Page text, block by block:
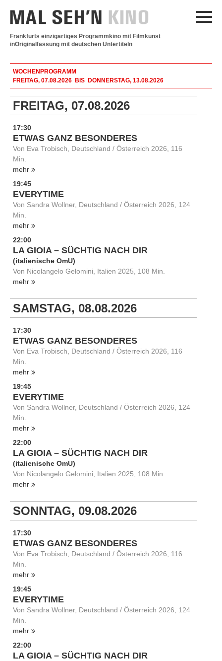
Frankfurts einzigartiges Programmkino mit Filmkunst
inOriginalfassung mit deutschen Untertiteln
WOCHENPROGRAMM
FREITAG, 07.08.2026 BIS DONNERSTAG, 13.08.2026
FREITAG, 07.08.2026
17:30
ETWAS GANZ BESONDERES
Von Eva Trobisch, Deutschland / Österreich 2026, 116
Min.
mehr
19:45
EVERYTIME
Von Sandra Wollner, Deutschland / Österreich 2026, 124
Min.
mehr
22:00
LA GIOIA – SÜCHTIG NACH DIR
(italienische OmU)
Von Nicolangelo Gelomini, Italien 2025, 108 Min.
mehr
SAMSTAG, 08.08.2026
17:30
ETWAS GANZ BESONDERES
Von Eva Trobisch, Deutschland / Österreich 2026, 116
Min.
mehr
19:45
EVERYTIME
Von Sandra Wollner, Deutschland / Österreich 2026, 124
Min.
mehr
22:00
LA GIOIA – SÜCHTIG NACH DIR
(italienische OmU)
Von Nicolangelo Gelomini, Italien 2025, 108 Min.
mehr
SONNTAG, 09.08.2026
17:30
ETWAS GANZ BESONDERES
Von Eva Trobisch, Deutschland / Österreich 2026, 116
Min.
mehr
19:45
EVERYTIME
Von Sandra Wollner, Deutschland / Österreich 2026, 124
Min.
mehr
22:00
LA GIOIA – SÜCHTIG NACH DIR